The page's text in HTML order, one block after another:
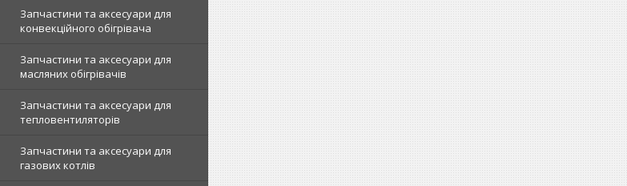
Запчастини та аксесуари для
конвекційного обігрівача
Запчастини та аксесуари для
масляних обігрівачів
Запчастини та аксесуари для
тепловентиляторів
Запчастини та аксесуари для
газових котлів